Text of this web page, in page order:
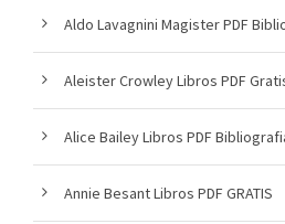
Aldo Lavagnini Magister PDF
Aleister Crowley Libros PDF
Alice Bailey Libros PDF
Annie Besant Libros PDF GRATIS